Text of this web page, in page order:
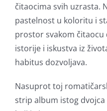
čitaocima svih uzrasta.
pastelnost u koloritu i
prostor svakom čitaocu
istorije i iskustva iz
habitus dozvoljava.
Nasuprot toj
strip album istog dvojca